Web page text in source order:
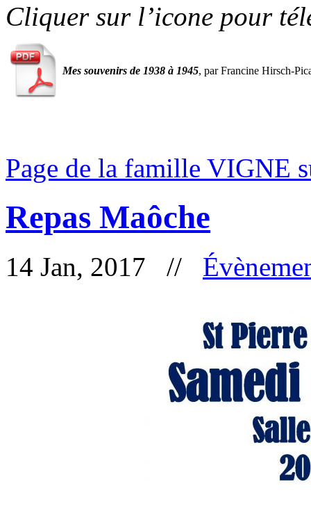
Cliquer sur l’icone pour
Mes souvenirs de 1938 à 1945, par Francine Hirsch-
Page de la famille VIGNE
Repas Maôche
14 Jan, 2017 //